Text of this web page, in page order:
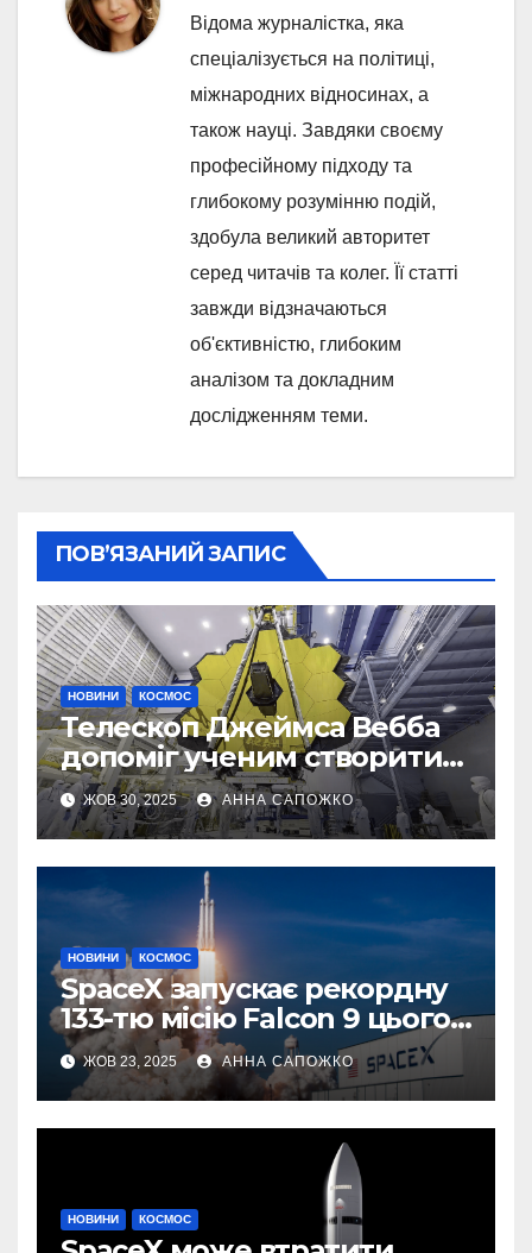
Відома журналістка, яка
спеціалізується на політиці,
міжнародних відносинах, а
також науці. Завдяки своєму
професійному підходу та
глибокому розумінню подій,
здобула великий авторитет
серед читачів та колег. Її статті
завжди відзначаються
об'єктивністю, глибоким
аналізом та докладним
дослідженням теми.
ПОВ’ЯЗАНИЙ ЗАПИС
НОВИНИ КОСМОС
Телескоп Джеймса Вебба
допоміг ученим створити
першу 3D-карту
екзопланети
ЖОВ 30, 2025 АННА САПОЖКО
НОВИНИ КОСМОС
SpaceX запускає рекордну
133-тю місію Falcon 9 цього
року
ЖОВ 23, 2025 АННА САПОЖКО
НОВИНИ КОСМОС